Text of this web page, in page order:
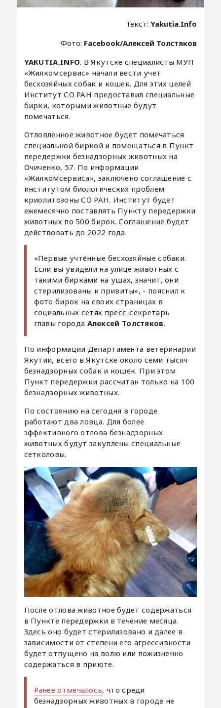
Текст:Yakutia.Info
Фото: Facebook/Алексей Толстяков
YAKUTIA.INFO. В Якутске специалисты МУП
«Жилкомсервис» начали вести учет
бесхозяйных собак и кошек. Для этих целей
Институт СО РАН предоставил cпециальные
бирки, которыми животные будут
помечаться.
Отловленное животное будет помечаться
специальной биркой и помещаться в Пункт
передержки безнадзорных животных на
Очиченко, 57. По информации
«Жилкомсервиса», заключено соглашение с
институтом биологических проблем
криолитозоны СО РАН. Институт будет
ежемесячно поставлять Пункту передержки
животных по 500 бирок. Соглашение будет
действовать до 2022 года.
«Первые учтённые бесхозяйные собаки.
Если вы увидели на улице животных с
такими бирками на ушах, значит, они
стерилизованы и привиты», - пояснил к
фото бирок на своих страницах в
социальных сетях пресс-секретарь
главы города Алексей Толстяков.
По информации Департамента ветеринарии
Якутии, всего в Якутске около семи тысяч
безнадзорных собак и кошек. При этом
Пункт передержки рассчитан только на 100
безнадзорных животных.
По состоянию на сегодня в городе
работают два ловца. Для более
эффективного отлова безнадзорных
животных будут закуплены специальные
сетколовы.
После отлова животное будет содержаться
в Пункте передержки в течение месяца.
Здесь оно будет стерилизовано и далее в
зависимости от степени его агрессивности
будет отпущено на волю или пожизненно
содержаться в приюте.
Ранее отмечалось, что среди
безнадзорных животных в городе не